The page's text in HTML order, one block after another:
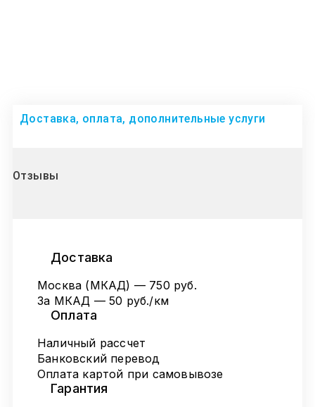
Доставка, оплата, дополнительные услуги
Отзывы
Доставка
Москва (МКАД) — 750 руб.
За МКАД — 50 руб./км
Оплата
Наличный рассчет
Банковский перевод
Оплата картой при самовывозе
Гарантия